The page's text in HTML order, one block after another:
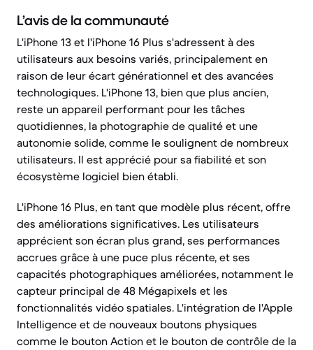
L’avis de la communauté
L'iPhone 13 et l'iPhone 16 Plus s'adressent à des
utilisateurs aux besoins variés, principalement en
raison de leur écart générationnel et des avancées
technologiques. L'iPhone 13, bien que plus ancien,
reste un appareil performant pour les tâches
quotidiennes, la photographie de qualité et une
autonomie solide, comme le soulignent de nombreux
utilisateurs. Il est apprécié pour sa fiabilité et son
écosystème logiciel bien établi.
L'iPhone 16 Plus, en tant que modèle plus récent, offre
des améliorations significatives. Les utilisateurs
apprécient son écran plus grand, ses performances
accrues grâce à une puce plus récente, et ses
capacités photographiques améliorées, notamment le
capteur principal de 48 Mégapixels et les
fonctionnalités vidéo spatiales. L'intégration de l'Apple
Intelligence et de nouveaux boutons physiques
comme le bouton Action et le bouton de contrôle de la